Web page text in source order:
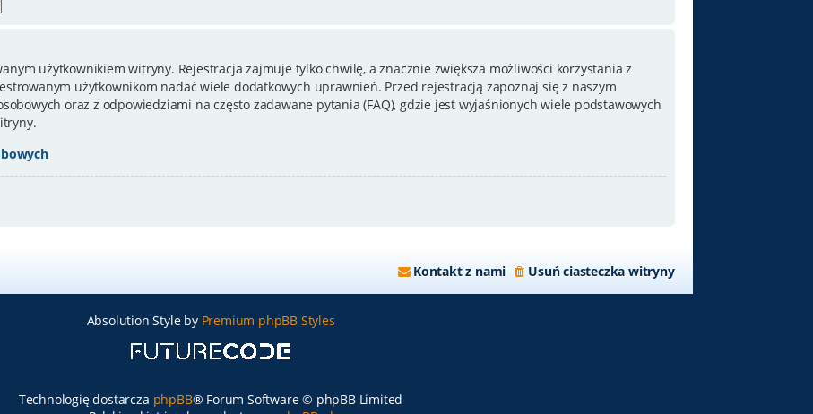
użytkownikiem witryny. Rejestracja zajmuje tylko chwilę, a znacznie zwiększa możliwości korzystania z
użytkownikom nadać wiele dodatkowych uprawnień. Przed rejestracją zapoznaj się z naszym
oraz z odpowiedziami na często zadawane pytania (FAQ), gdzie jest wyjaśnionych wiele podstawowych
Usuń ciasteczka witryny
Kontakt z nami
Absolution Style by Premium phpBB Styles
Technologię dostarcza phpBB® Forum Software © phpBB Limited